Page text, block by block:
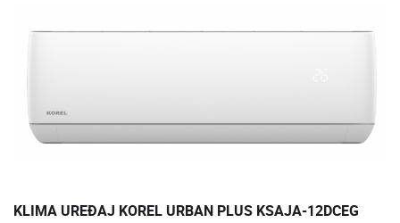
KLIMA UREĐAJ KOREL URBAN PLUS KSAJA-12DCEG